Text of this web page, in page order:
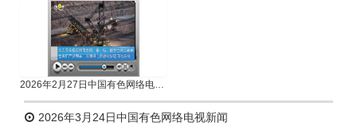
2026年2月27日中国有色网络电视新闻
2026年3月24日中国有色网络电视新闻